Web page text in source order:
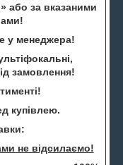
або за вказаними
у менеджера!
замовлення!
купівлею.
не відсилаємо!